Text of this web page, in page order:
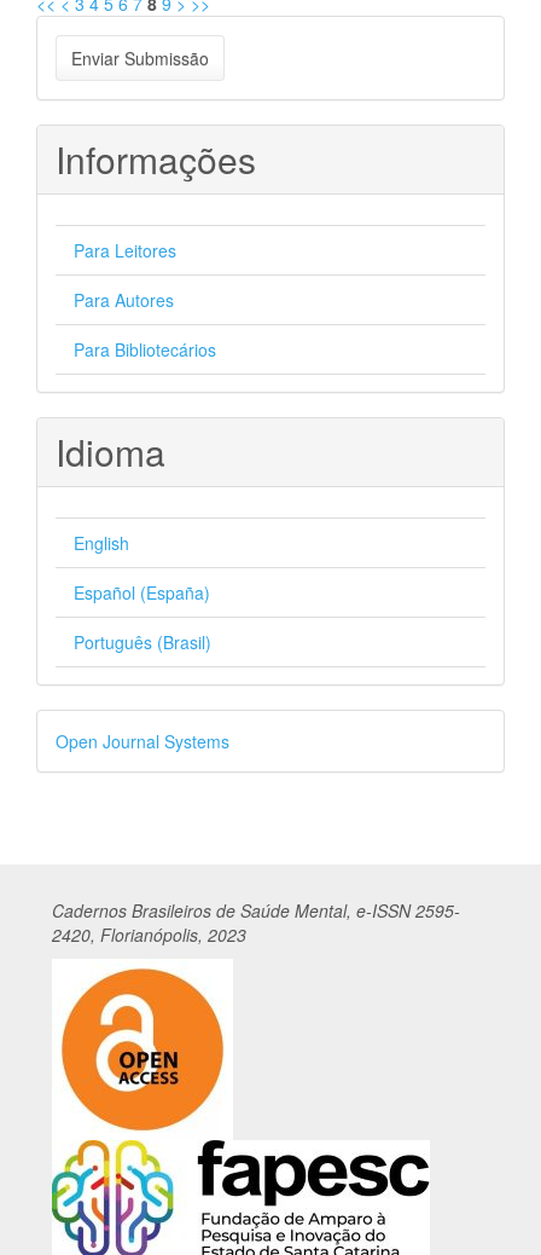
Enviar
Submissão
Enviar Submissão
Informações
Para Leitores
Para Autores
Para Bibliotecários
Idioma
English
Español (España)
Português (Brasil)
Desenvolvido
por
Open Journal Systems
Cadernos Brasileiros de Saúde Mental, e-ISSN 2595-
2420, Florianópolis, 2023